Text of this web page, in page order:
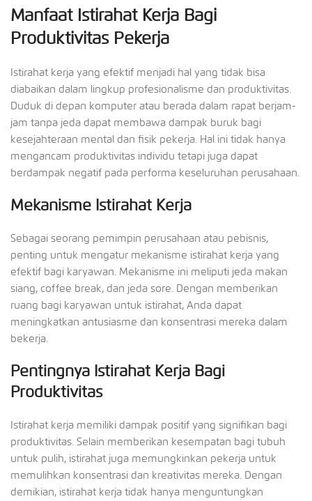
Manfaat Istirahat Kerja Bagi
Produktivitas Pekerja
Istirahat kerja yang efektif menjadi hal yang tidak bisa
diabaikan dalam lingkup profesionalisme dan produktivitas.
Duduk di depan komputer atau berada dalam rapat berjam-
jam tanpa jeda dapat membawa dampak buruk bagi
kesejahteraan mental dan fisik pekerja. Hal ini tidak hanya
mengancam produktivitas individu tetapi juga dapat
berdampak negatif pada performa keseluruhan perusahaan.
Mekanisme Istirahat Kerja
Sebagai seorang pemimpin perusahaan atau pebisnis,
penting untuk mengatur mekanisme istirahat kerja yang
efektif bagi karyawan. Mekanisme ini meliputi jeda makan
siang, coffee break, dan jeda sore. Dengan memberikan
ruang bagi karyawan untuk istirahat, Anda dapat
meningkatkan antusiasme dan konsentrasi mereka dalam
bekerja.
Pentingnya Istirahat Kerja Bagi
Produktivitas
Istirahat kerja memiliki dampak positif yang signifikan bagi
produktivitas. Selain memberikan kesempatan bagi tubuh
untuk pulih, istirahat juga memungkinkan pekerja untuk
memulihkan konsentrasi dan kreativitas mereka. Dengan
demikian, istirahat kerja tidak hanya menguntungkan